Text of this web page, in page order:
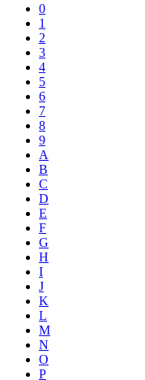
0
1
2
3
4
5
6
7
8
9
A
B
C
D
E
F
G
H
I
J
K
L
M
N
O
P